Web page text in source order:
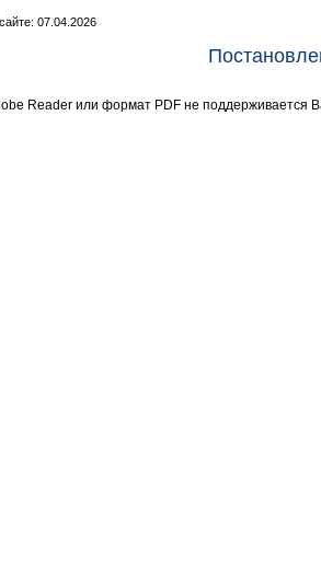
07.04.2026
Reader или формат PDF не поддерживается